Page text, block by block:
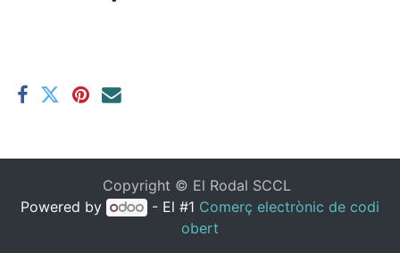
Copyright © El Rodal SCCL
Powered by
- El #1 Comerç electrònic de codi
obert